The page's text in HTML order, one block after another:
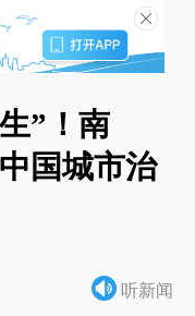
”！南
国城市治
听新闻